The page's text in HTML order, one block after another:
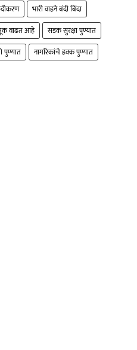
भारी वाहने बंदी बिंदा
वाढत आहे
सडक सुरक्षा पुण्यात
पुण्यात नागरिकांचे हक्क पुण्यात